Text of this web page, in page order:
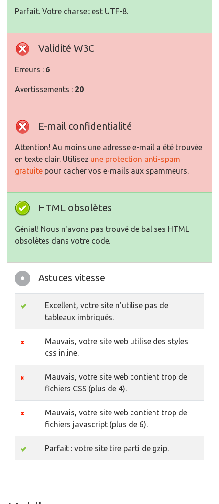
Parfait. Votre charset est UTF-8.
Validité W3C
Erreurs : 6
Avertissements : 20
E-mail confidentialité
Attention! Au moins une adresse e-mail a été trouvée
en texte clair. Utilisez une protection anti-spam
gratuite pour cacher vos e-mails aux spammeurs.
HTML obsolètes
Génial! Nous n'avons pas trouvé de balises HTML
obsolètes dans votre code.
Astuces vitesse
Excellent, votre site n'utilise pas de
tableaux imbriqués.
Mauvais, votre site web utilise des styles
css inline.
Mauvais, votre site web contient trop de
fichiers CSS (plus de 4).
Mauvais, votre site web contient trop de
fichiers javascript (plus de 6).
Parfait : votre site tire parti de gzip.